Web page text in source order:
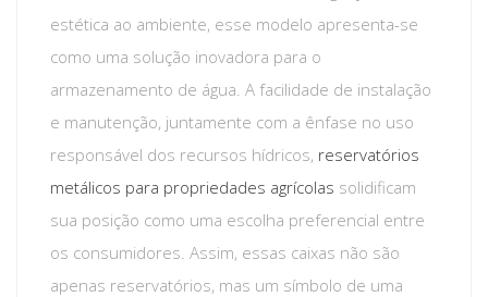
estética ao ambiente, esse modelo apresenta-se
como uma solução inovadora para o
armazenamento de água. A facilidade de instalação
e manutenção, juntamente com a ênfase no uso
responsável dos recursos hídricos, reservatórios
metálicos para propriedades agrícolas solidificam
sua posição como uma escolha preferencial entre
os consumidores. Assim, essas caixas não são
apenas reservatórios, mas um símbolo de uma